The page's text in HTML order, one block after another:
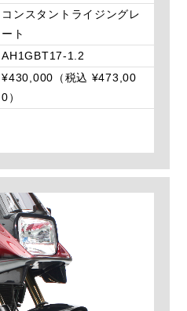
コンスタントライジングレ
ート
AH1GBT17-1.2
¥430,000（税込 ¥473,00
0）